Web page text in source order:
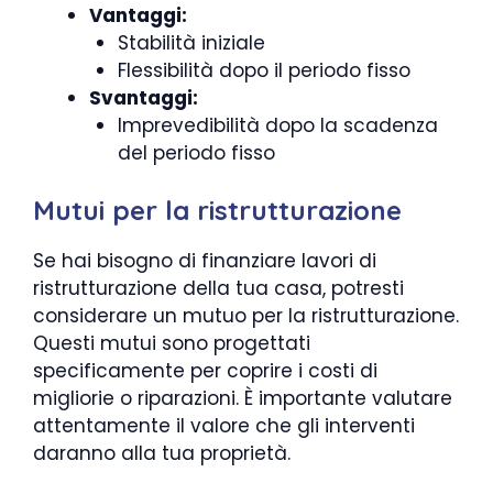
Vantaggi:
Stabilità iniziale
Flessibilità dopo il periodo fisso
Svantaggi:
Imprevedibilità dopo la scadenza
del periodo fisso
Mutui per la ristrutturazione
Se hai bisogno di finanziare lavori di
ristrutturazione della tua casa, potresti
considerare un mutuo per la ristrutturazione.
Questi mutui sono progettati
specificamente per coprire i costi di
migliorie o riparazioni. È importante valutare
attentamente il valore che gli interventi
daranno alla tua proprietà.